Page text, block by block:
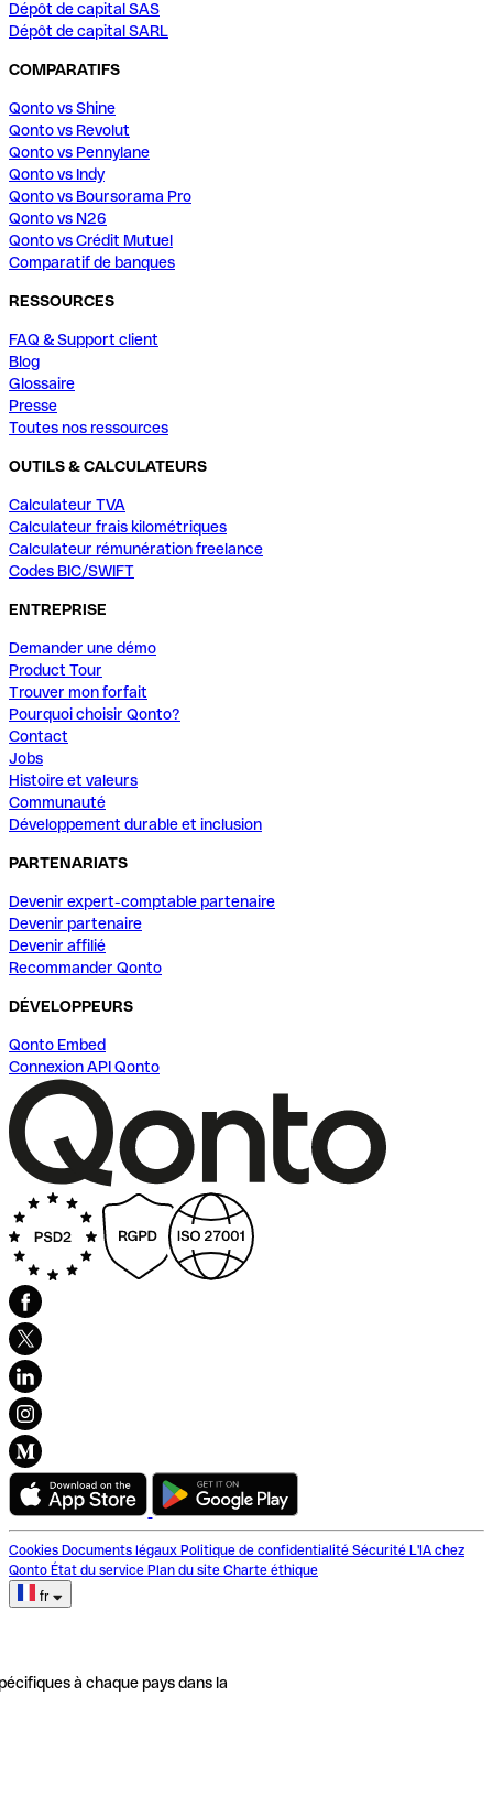
Dépôt de capital SAS
Dépôt de capital SARL
COMPARATIFS
Qonto vs Shine
Qonto vs Revolut
Qonto vs Pennylane
Qonto vs Indy
Qonto vs Boursorama Pro
Qonto vs N26
Qonto vs Crédit Mutuel
Comparatif de banques
RESSOURCES
FAQ & Support client
Blog
Glossaire
Presse
Toutes nos ressources
OUTILS & CALCULATEURS
Calculateur TVA
Calculateur frais kilométriques
Calculateur rémunération freelance
Codes BIC/SWIFT
ENTREPRISE
Demander une démo
Product Tour
Trouver mon forfait
Pourquoi choisir Qonto?
Contact
Jobs
Histoire et valeurs
Communauté
Développement durable et inclusion
PARTENARIATS
Devenir expert-comptable partenaire
Devenir partenaire
Devenir affilié
Recommander Qonto
DÉVELOPPEURS
Qonto Embed
Connexion API Qonto
Cookies Documents légaux Politique de confidentialité Sécurité L'IA chez
Qonto État du service Plan du site Charte éthique
fr
à chaque pays dans la